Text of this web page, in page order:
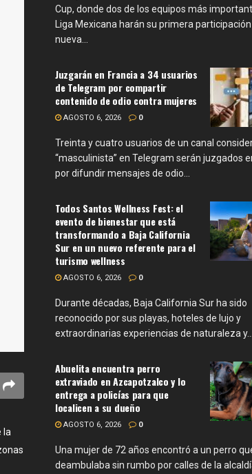
la
Cup, donde dos de los equipos más
Liga Mexicana harán su primera
nueva...
Juzgarán en Francia a 34 usuarios
de Telegram por compartir
contenido de odio contra mujeres
AGOSTO 6, 2026 0
Treinta y cuatro usuarios de un canal
“masculinista” en Telegram serán juzgados
por difundir mensajes de odio...
Todos Santos Wellness Fest: el
evento de bienestar que está
transformando a Baja California
Sur en un nuevo referente para el
turismo wellness
AGOSTO 6, 2026 0
Durante décadas, Baja California Sur ha sido
reconocido por sus playas, hoteles de lujo y
extraordinarias experiencias de naturaleza y...
Abuelita encuentra perro
extraviado en Azcapotzalco y lo
entrega a policías para que
localicen a su dueño
AGOSTO 6, 2026 0
Una mujer de 72 años encontró a un perro
deambulaba sin rumbo por calles de la